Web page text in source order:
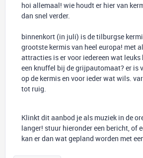
hoi allemaal! wie houdt er hier van
dan snel verder.
binnenkort (in juli) is de tilburgse
grootste kermis van heel europa! met
attracties is er voor iedereen wat
een knuffel bij de grijpautomaat? er is
op de kermis en voor ieder wat wils.
tot ruig.
Klinkt dit aanbod je als muziek in de
langer! stuur hieronder een bericht, of
kan er dan wat gepland worden met